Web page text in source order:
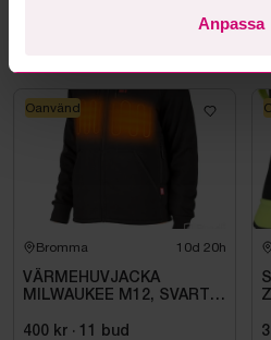
Anpassa
Mer från samma kategori
Bromma 10d 20h
VÄRMEHUVJACKA
MILWAUKEE M12, SVART
400 kr · 11 bud
Oanvänd